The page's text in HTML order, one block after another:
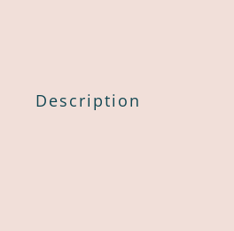
Description